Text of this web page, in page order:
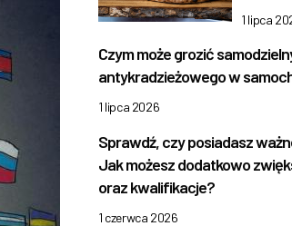
1 lipca
Czym może grozić
antykradzieżowego w
1 lipca 2026
Sprawdź, czy posiadasz
Jak możesz dodatkowo
oraz kwalifikacje?
1 czerwca 2026